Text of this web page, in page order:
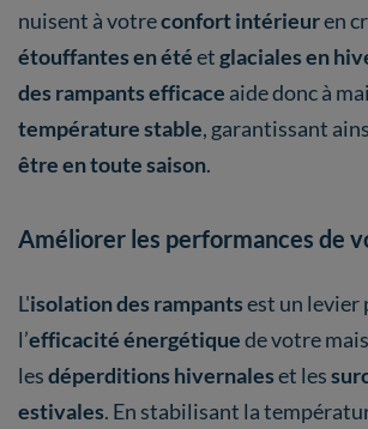
nuisent à votreconfort intérieuren
étouffantes en étéetglaciales en
des rampants efficace aide donc à
température stable, garantissant
être en toute saison.
Améliorer les performances de
L'isolation des rampantsest un levier
l’efficacité énergétiquede votre
lesdéperditions hivernaleset les
estivales. En stabilisant la